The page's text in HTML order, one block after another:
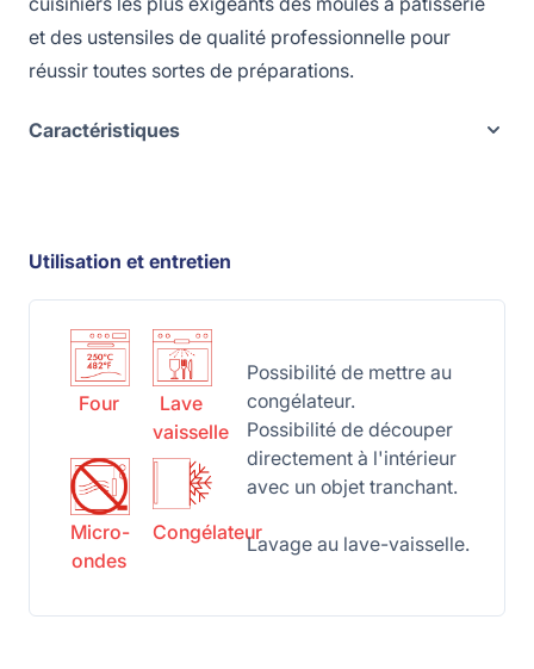
et des ustensiles de qualité professionnelle pour
réussir toutes sortes de préparations.
Caractéristiques
Utilisation et entretien
Four
Lave
vaisselle
Micro-
ondes
Congélateur
Possibilité de mettre au
congélateur.
Possibilité de découper
directement à l'intérieur
avec un objet tranchant.
Lavage au lave-vaisselle.